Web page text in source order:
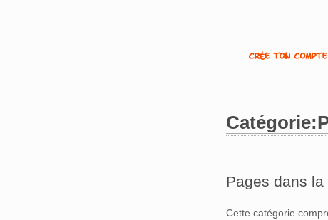
Pages dans
Cette catégorie